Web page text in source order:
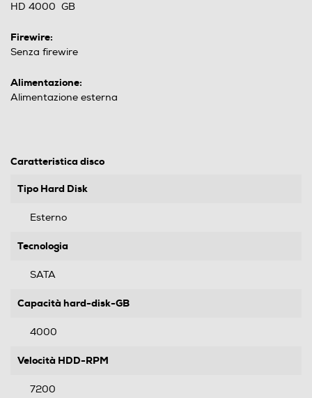
HD 4000 GB
Firewire:
Senza firewire
Alimentazione:
Alimentazione esterna
Caratteristica disco
Tipo Hard Disk
Esterno
Tecnologia
SATA
Capacità hard-disk-GB
4000
Velocità HDD-RPM
7200